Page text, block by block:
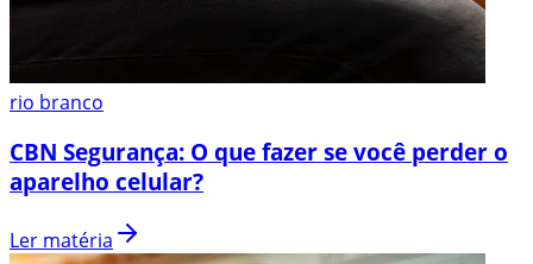
rio branco
CBN Segurança: O que fazer se você perder o
aparelho celular?
Ler matéria